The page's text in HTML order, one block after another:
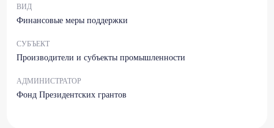
ВИД
Финансовые меры поддержки
СУБЪЕКТ
Производители и субъекты промышленности
АДМИНИСТРАТОР
Фонд Президентских грантов